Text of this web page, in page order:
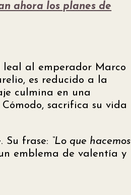
ahora los planes de
leal al emperador Marco
es reducido a la
culmina en una
sacrifica su vida
Su frase: “Lo que hacemos
emblema de valentía y